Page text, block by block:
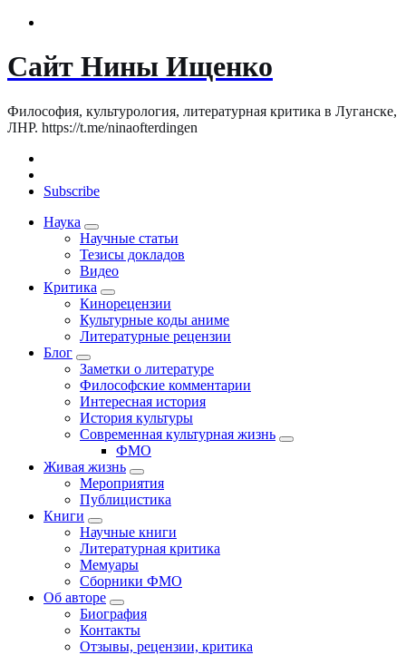
Сайт Нины Ищенко
Философия, культурология, литературная критика в Луганске,
ЛНР. https://t.me/ninaofterdingen
Subscribe
Наука
Научные статьи
Тезисы докладов
Видео
Критика
Кинорецензии
Культурные коды аниме
Литературные рецензии
Блог
Заметки о литературе
Философские комментарии
Интересная история
История культуры
Современная культурная жизнь
ФМО
Живая жизнь
Мероприятия
Публицистика
Книги
Научные книги
Литературная критика
Мемуары
Сборники ФМО
Об авторе
Биография
Контакты
Отзывы, рецензии, критика